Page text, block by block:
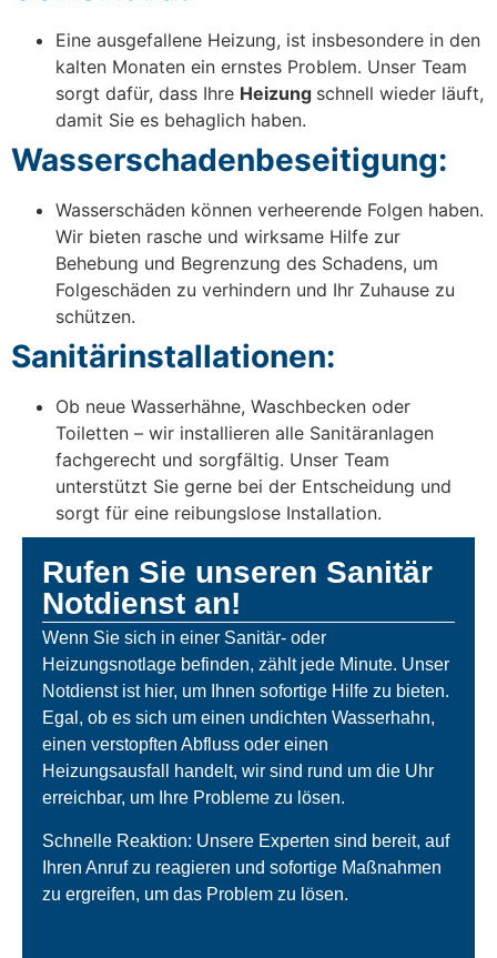
Eine ausgefallene Heizung, ist insbesondere in den
kalten Monaten ein ernstes Problem. Unser Team
sorgt dafür, dass Ihre Heizung schnell wieder läuft,
damit Sie es behaglich haben.
Wasserschadenbeseitigung:
Wasserschäden können verheerende Folgen haben.
Wir bieten rasche und wirksame Hilfe zur
Behebung und Begrenzung des Schadens, um
Folgeschäden zu verhindern und Ihr Zuhause zu
schützen.
Sanitärinstallationen:
Ob neue Wasserhähne, Waschbecken oder
Toiletten – wir installieren alle Sanitäranlagen
fachgerecht und sorgfältig. Unser Team
unterstützt Sie gerne bei der Entscheidung und
sorgt für eine reibungslose Installation.
Rufen Sie unseren Sanitär
Notdienst an!
Wenn Sie sich in einer Sanitär- oder
Heizungsnotlage befinden, zählt jede Minute. Unser
Notdienst ist hier, um Ihnen sofortige Hilfe zu bieten.
Egal, ob es sich um einen undichten Wasserhahn,
einen verstopften Abfluss oder einen
Heizungsausfall handelt, wir sind rund um die Uhr
erreichbar, um Ihre Probleme zu lösen.
Schnelle Reaktion: Unsere Experten sind bereit, auf
Ihren Anruf zu reagieren und sofortige Maßnahmen
zu ergreifen, um das Problem zu lösen.